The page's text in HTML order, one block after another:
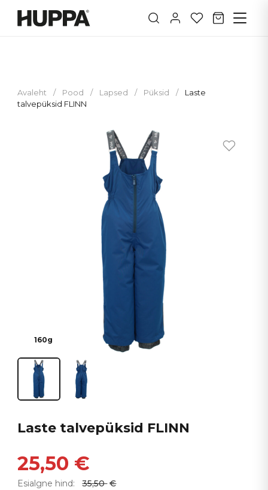
Avaleht / Pood / Lapsed / Püksid /
Laste
talvepüksid FLINN
160g
Laste talvepüksid FLINN
25,50 €
Esialgne hind: 35,50 €